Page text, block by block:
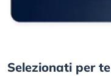
Selezionati per te